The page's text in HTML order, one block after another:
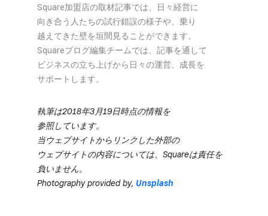
Square加盟店の​取材記事では、​日々​経営に​
向き合う​人たちの​試行錯誤の​様子や、​乗り​
越えてきた壁を​垣間見る​ことができます。​
Squareブログ編集チームでは、​記事を​通して​
ビジネスの​立ち上げから​日々の​運営、​成長を​
サポートします。
執筆は​2018年3月19日時点の​情報を​
参照しています。
当ウェブサイトから​リンクした​外部の​
ウェブサイトの​内容に​ついては、​Squareは​責任を​
負いません。
Photography provided by, Unsplash